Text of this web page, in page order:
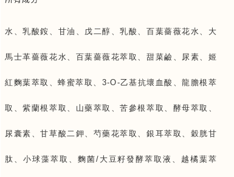
水、乳酸銨、甘油、戊二醇、乳酸、百葉薔薇花水、大
馬士革薔薇花水、百葉薔薇花萃取、甜菜鹼、尿素、姬
紅麴葉萃取、蜂蜜萃取、3-O-乙基抗壞血酸、龍膽根萃
取、紫蘭根萃取、山藥萃取、苦參根萃取、酵母萃取、
尿囊素、甘草酸二鉀、芍藥花萃取、銀耳萃取、穀胱甘
肽、小球藻萃取、麴菌/大豆籽發酵萃取液、越橘葉萃